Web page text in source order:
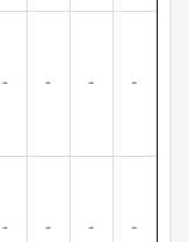
- - - -
- - - -